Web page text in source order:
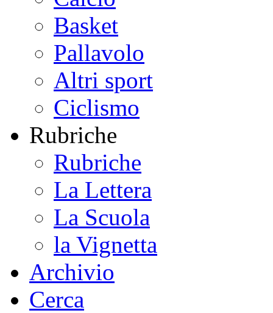
Basket
Pallavolo
Altri sport
Ciclismo
Rubriche
Rubriche
La Lettera
La Scuola
la Vignetta
Archivio
Cerca